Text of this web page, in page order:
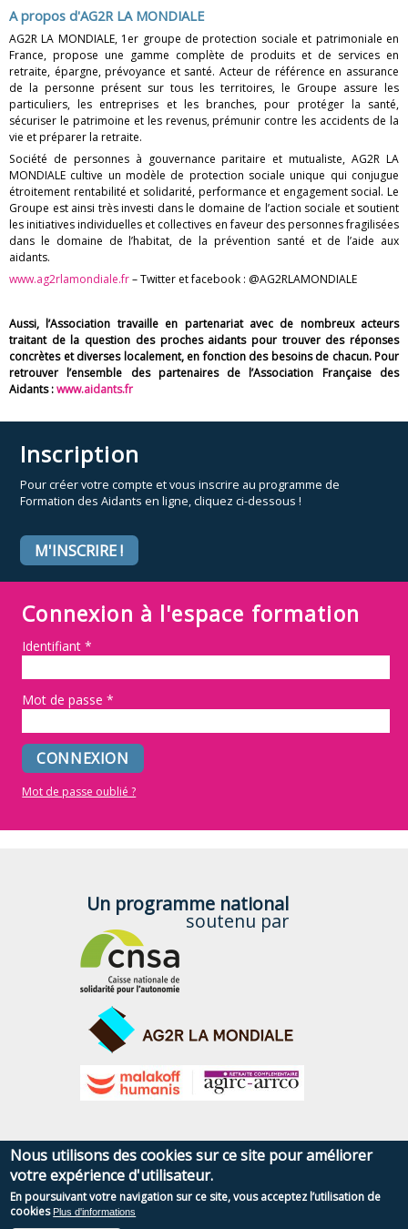
A propos d'AG2R LA MONDIALE
AG2R LA MONDIALE, 1er groupe de protection sociale et patrimoniale en
France, propose une gamme complète de produits et de services en
retraite, épargne, prévoyance et santé. Acteur de référence en assurance
de la personne présent sur tous les territoires, le Groupe assure les
particuliers, les entreprises et les branches, pour protéger la santé,
sécuriser le patrimoine et les revenus, prémunir contre les accidents de la
vie et préparer la retraite.
Société de personnes à gouvernance paritaire et mutualiste, AG2R LA
MONDIALE cultive un modèle de protection sociale unique qui conjugue
étroitement rentabilité et solidarité, performance et engagement social. Le
Groupe est ainsi très investi dans le domaine de l’action sociale et soutient
les initiatives individuelles et collectives en faveur des personnes fragilisées
dans le domaine de l’habitat, de la prévention santé et de l’aide aux
aidants.
www.ag2rlamondiale.fr– Twitter et facebook : @AG2RLAMONDIALE
Aussi, l’Association travaille en partenariat avec de nombreux acteurs
traitant de la question des proches aidants pour trouver des réponses
concrètes et diverses localement, en fonction des besoins de chacun. Pour
retrouver l’ensemble des partenaires de l’Association Française des
Aidants :www.aidants.fr
Inscription
Pour créer votre compte et vous inscrire au programme de
Formation des Aidants en ligne, cliquez ci-dessous !
M'INSCRIRE !
Connexion à l'espace formation
Identifiant*
Mot de passe*
Mot de passe oublié ?
Un programme national
soutenu par
Plan du site
Mentions légales
Accessibilité
Nous utilisons des cookies sur ce site pour améliorer
votre expérience d'utilisateur.
En poursuivant votre navigation sur ce site, vous acceptez l’utilisation de
cookies Plus d'informations